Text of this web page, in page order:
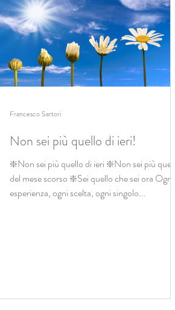
Non sei più quello di ieri!
❇️Non sei più quello di ieri ❇️Non sei più quello
del mese scorso ❇️Sei quello che sei ora Ogni
esperienza, ogni scelta, ogni singolo...
Francesco Sartori